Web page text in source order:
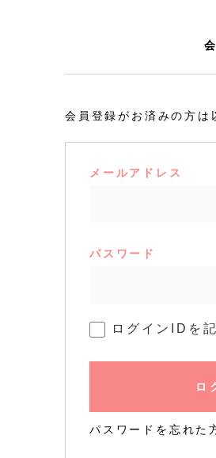
会員登録がお済みの方は
メールアドレス
パスワード
ログインIDを
ロ
パスワードを忘れた